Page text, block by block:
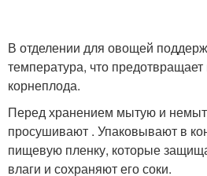
В отделении для овощей
температура, что
корнеплода.
Перед хранением мытую и
просушивают . Упаковывают в
пищевую пленку, которые
влаги и сохраняют его соки.